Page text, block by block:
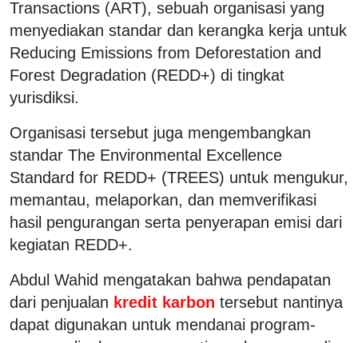
Transactions (ART), sebuah organisasi yang
menyediakan standar dan kerangka kerja untuk
Reducing Emissions from Deforestation and
Forest Degradation (REDD+) di tingkat
yurisdiksi.
Organisasi tersebut juga mengembangkan
standar The Environmental Excellence
Standard for REDD+ (TREES) untuk mengukur,
memantau, melaporkan, dan memverifikasi
hasil pengurangan serta penyerapan emisi dari
kegiatan REDD+.
Abdul Wahid mengatakan bahwa pendapatan
dari penjualan kredit karbon tersebut nantinya
dapat digunakan untuk mendanai program-